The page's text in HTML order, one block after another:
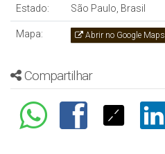
Estado: São Paulo, Brasil
Mapa: Abrir no Google Maps
Compartilhar